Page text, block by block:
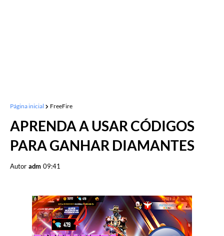
Página inicial FreeFire
APRENDA A USAR CÓDIGOS
PARA GANHAR DIAMANTES
Autor adm 09:41